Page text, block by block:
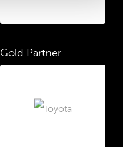
Gold Partner